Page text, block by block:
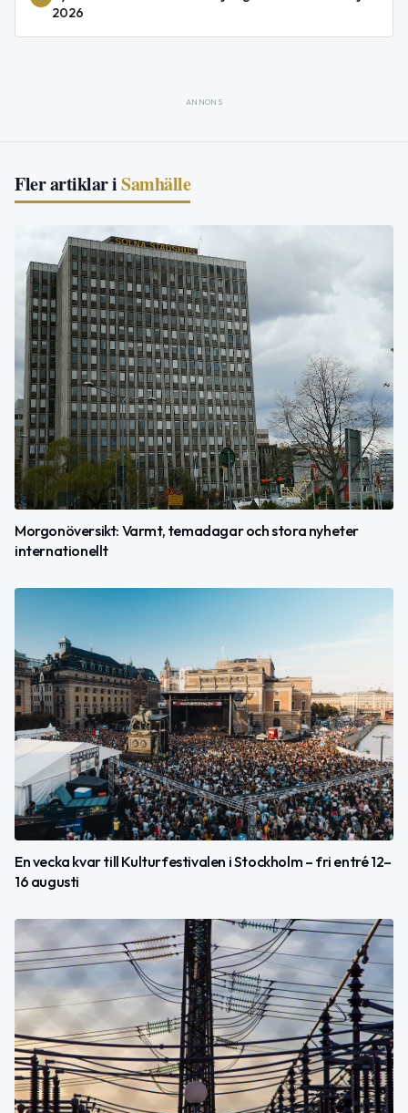
2026
ANNONS
Fler artiklar iSamhälle
Morgonöversikt: Varmt, temadagar och stora nyheter
internationellt
En vecka kvar till Kulturfestivalen i Stockholm – fri entré 12–
16 augusti